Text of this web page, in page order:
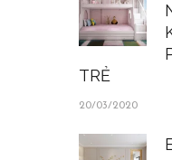
TRẺ
20/03/2020